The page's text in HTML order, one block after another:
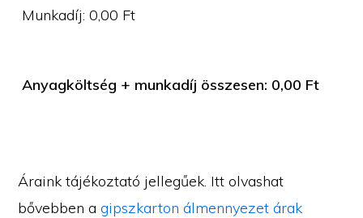
Munkadíj:0,00 Ft
Anyagköltség + munkadíj összesen: 0,00 Ft
Áraink tájékoztató jellegűek. Itt olvashat
bővebben agipszkarton álmennyezet árak